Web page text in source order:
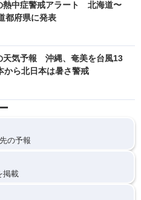
熱中症警戒アラート 北海道〜
都府県に発表
天気予報 沖縄、奄美を台風13
ら北日本は暑さ警戒
の予報
掲載